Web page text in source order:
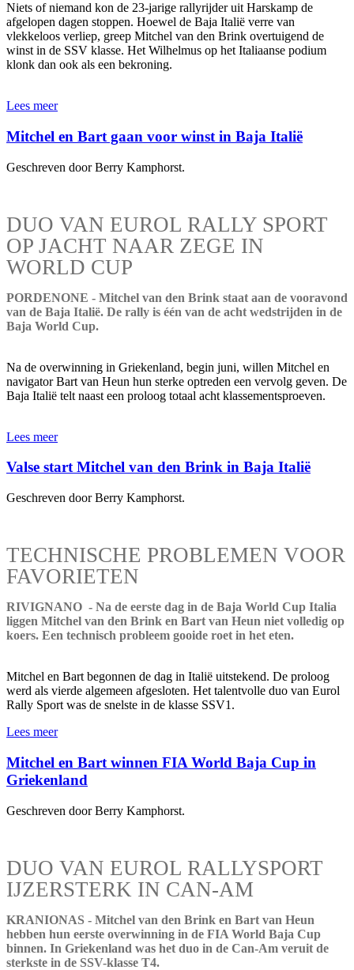
Niets of niemand kon de 23-jarige rallyrijder uit Harskamp de
afgelopen dagen stoppen. Hoewel de Baja Italië verre van
vlekkeloos verliep, greep Mitchel van den Brink overtuigend de
winst in de SSV klasse. Het Wilhelmus op het Italiaanse podium
klonk dan ook als een bekroning.
Lees meer
Mitchel en Bart gaan voor winst in Baja Italië
Geschreven door Berry Kamphorst.
DUO VAN EUROL RALLY SPORT
OP JACHT NAAR ZEGE IN
WORLD CUP
PORDENONE - Mitchel van den Brink staat aan de vooravond
van de Baja Italië. De rally is één van de acht wedstrijden in de
Baja World Cup.
Na de overwinning in Griekenland, begin juni, willen Mitchel en
navigator Bart van Heun hun sterke optreden een vervolg geven. De
Baja Italië telt naast een proloog totaal acht klassementsproeven.
Lees meer
Valse start Mitchel van den Brink in Baja Italië
Geschreven door Berry Kamphorst.
TECHNISCHE PROBLEMEN VOOR
FAVORIETEN
RIVIGNANO - Na de eerste dag in de Baja World Cup Italia
liggen Mitchel van den Brink en Bart van Heun niet volledig op
koers. Een technisch probleem gooide roet in het eten.
Mitchel en Bart begonnen de dag in Italië uitstekend. De proloog
werd als vierde algemeen afgesloten. Het talentvolle duo van Eurol
Rally Sport was de snelste in de klasse SSV1.
Lees meer
Mitchel en Bart winnen FIA World Baja Cup in
Griekenland
Geschreven door Berry Kamphorst.
DUO VAN EUROL RALLYSPORT
IJZERSTERK IN CAN-AM
KRANIONAS - Mitchel van den Brink en Bart van Heun
hebben hun eerste overwinning in de FIA World Baja Cup
binnen. In Griekenland was het duo in de Can-Am veruit de
sterkste in de SSV-klasse T4.